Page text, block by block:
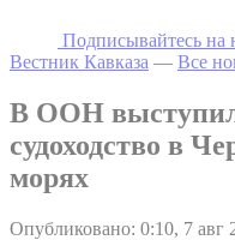
Подписывайтесь на
Вестник Кавказа — Все
В ООН
судоходство в
морях
Опубликовано: 0:10, 7